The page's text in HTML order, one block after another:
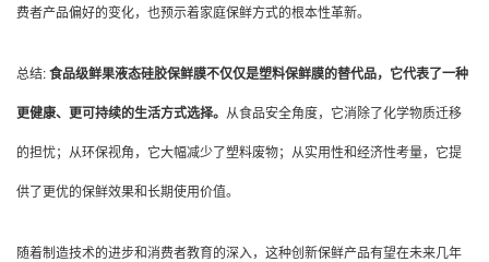
费者产品偏好的变化，也预示着家庭保鲜方式的根本性革新。
总结:食品级鲜果液态硅胶保鲜膜不仅仅是塑料保鲜膜的替代品，它代表了一种
更健康、更可持续的生活方式选择。 从食品安全角度，它消除了化学物质迁移
的担忧；从环保视角，它大幅减少了塑料废物；从实用性和经济性考量，它提
供了更优的保鲜效果和长期使用价值。
随着制造技术的进步和消费者教育的深入，这种创新保鲜产品有望在未来几年